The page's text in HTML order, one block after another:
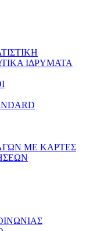
ΙΔΡΥΜΑΤΑ
ΜΕ ΚΑΡΤΕΣ